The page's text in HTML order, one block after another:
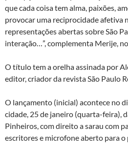
que cada coisa tem alma, paixões,
provocar uma reciprocidade afetiva
representações abertas sobre São
interação…”, complementa Merije,
O título tem a orelha assinada por
editor, criador da revista São Paulo
O lançamento (inicial) acontece no
cidade, 25 de janeiro (quarta-feira),
Pinheiros, com direito a sarau com
escritores e microfone aberto para o